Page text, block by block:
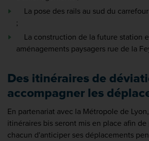
La pose des rails au sud du
;
La construction de la future station
aménagements paysagers rue de la
Des itinéraires de
accompagner les
En partenariat avec la Métropole de
itinéraires bis seront mis en place afin de
chacun d'anticiper ses déplacements